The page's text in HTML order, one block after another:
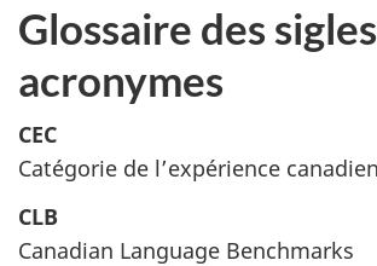
Glossaire des
acronymes
CEC
Catégorie de l’expérience
CLB
Canadian Language Benchmarks